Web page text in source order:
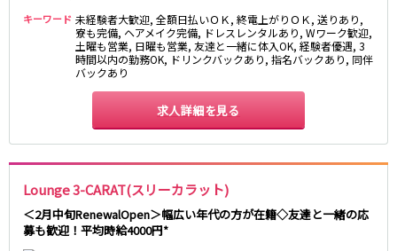
キーワード 未経験者大歓迎, 全額日払いＯＫ, 終電上がりＯＫ, 送りあり,
寮も完備, ヘアメイク完備, ドレスレンタルあり, Wワーク歓迎,
土曜も営業, 日曜も営業, 友達と一緒に体入OK, 経験者優遇, 3
時間以内の勤務OK, ドリンクバックあり, 指名バックあり, 同伴
バックあり
求人詳細を見る
Lounge 3-CARAT(スリーカラット)
＜2月中旬RenewalOpen＞幅広い年代の方が在籍◇友達と一緒の応
募も歓迎！平均時給4000円*
千葉県
船橋
市原・木更津・君津
松戸
津田沼
八千代台・勝田台
東金・茂原・長生
栃木県
宇都宮 小山
品川駅
日暮里駅
駒込駅
大塚駅
高田馬場駅
巣鴨駅
西日暮里駅
有楽町駅
原宿駅
東京メトロ丸ノ内線
池袋駅
銀座駅
新宿駅
赤坂見附駅